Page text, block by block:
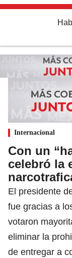
Internacional
Con un
celebró la
El presidente
fue gracias a
votaron
eliminar la
de entregar a